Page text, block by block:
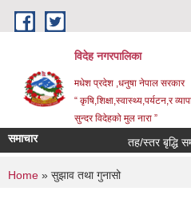
Skip to main content
विदेह नगरपालिका
मधेश प्रदेश ,धनुषा नेपाल सरकार
“ कृषि,शिक्षा,स्वास्थ्य,पर्यटन,र
सुन्दर विदेहको मुल नारा ”
समाचार तह/स्तर बृद्धि
You are here
Home » सुझाव तथा गुनासो